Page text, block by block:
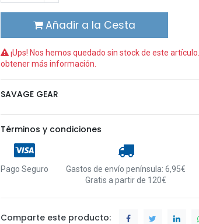
Añadir a la Cesta
¡Ups! Nos hemos quedado sin stock de este
obtener más información.
SAVAGE GEAR
Términos y condiciones
Pago Seguro
Gastos de envío península: 6,95€
Gratis a partir de 120€
Comparte este producto: